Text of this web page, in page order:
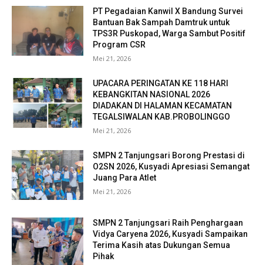
PT Pegadaian Kanwil X Bandung Survei
Bantuan Bak Sampah Damtruk untuk
TPS3R Puskopad, Warga Sambut Positif
Program CSR
Mei 21, 2026
UPACARA PERINGATAN KE 118 HARI
KEBANGKITAN NASIONAL 2026
DIADAKAN DI HALAMAN KECAMATAN
TEGALSIWALAN KAB.PROBOLINGGO
Mei 21, 2026
SMPN 2 Tanjungsari Borong Prestasi di
O2SN 2026, Kusyadi Apresiasi Semangat
Juang Para Atlet
Mei 21, 2026
SMPN 2 Tanjungsari Raih Penghargaan
Vidya Caryena 2026, Kusyadi Sampaikan
Terima Kasih atas Dukungan Semua
Pihak